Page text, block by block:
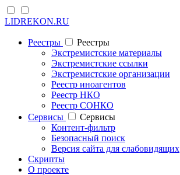
LIDREKON.RU
Реестры
Реестры
Экстремистские материалы
Экстремистские ссылки
Экстремистские организации
Реестр иноагентов
Реестр НКО
Реестр СОНКО
Cервисы
Cервисы
Контент-фильтр
Безопасный поиск
Версия сайта для слабовидящих
Скрипты
О проекте